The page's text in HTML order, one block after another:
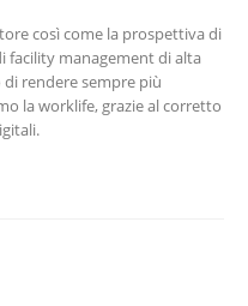
così come la prospettiva di
facility management di alta
rendere sempre più
la worklife, grazie al corretto